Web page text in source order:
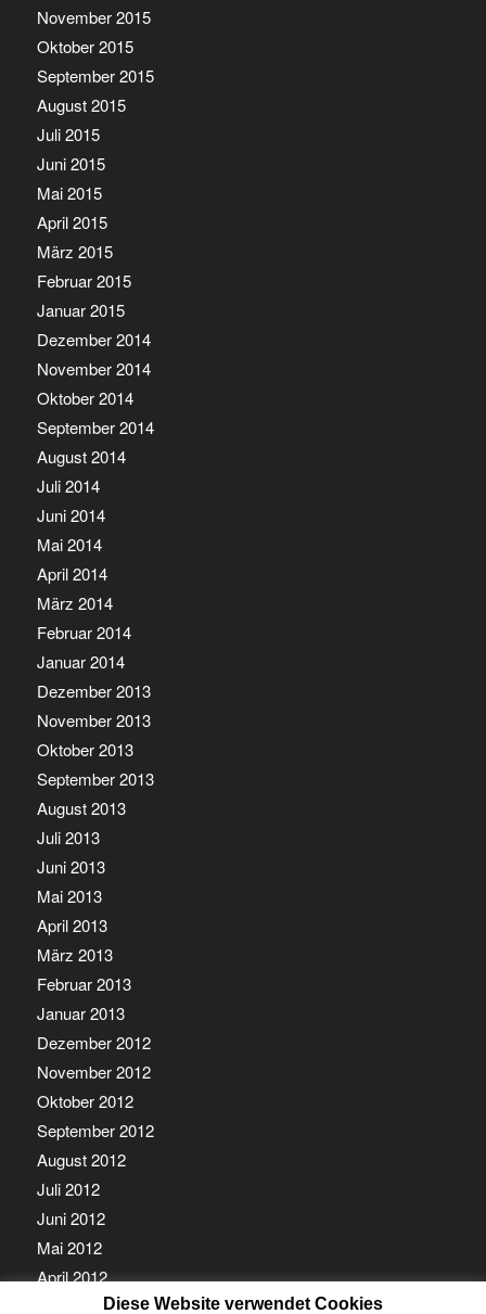
November 2015
Oktober 2015
September 2015
August 2015
Juli 2015
Juni 2015
Mai 2015
April 2015
März 2015
Februar 2015
Januar 2015
Dezember 2014
November 2014
Oktober 2014
September 2014
August 2014
Juli 2014
Juni 2014
Mai 2014
April 2014
März 2014
Februar 2014
Januar 2014
Dezember 2013
November 2013
Oktober 2013
September 2013
August 2013
Juli 2013
Juni 2013
Mai 2013
April 2013
März 2013
Februar 2013
Januar 2013
Dezember 2012
November 2012
Oktober 2012
September 2012
August 2012
Juli 2012
Juni 2012
Mai 2012
April 2012
März 2012Diese Website verwendet Cookies